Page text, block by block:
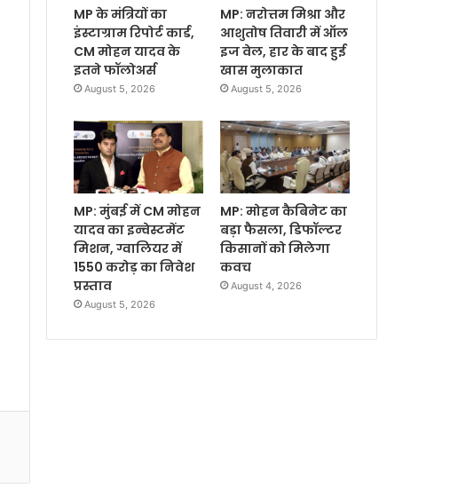
MP के मंत्रियों का
इंस्टाग्राम रिपोर्ट कार्ड,
CM मोहन यादव के
इतने फॉलोअर्स
August 5, 2026
MP: नरोत्तम मिश्रा और
आशुतोष तिवारी में ऑल
इज वेल, हार के बाद हुई
खास मुलाकात
August 5, 2026
MP: मुंबई में CM मोहन
यादव का इन्वेस्टमेंट
मिशन, ग्वालियर में
1550 करोड़ का निवेश
प्रस्ताव
August 5, 2026
MP: मोहन कैबिनेट का
बड़ा फैसला, डिफॉल्टर
किसानों को मिलेगा
कवच
August 4, 2026